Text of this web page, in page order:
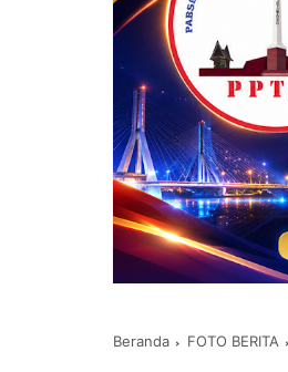
Beranda FOTO BERITA